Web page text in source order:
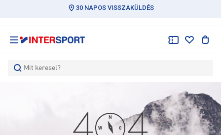
30 NAPOS VISSZAKÜLDÉS
Mit keresel?
N
0
W